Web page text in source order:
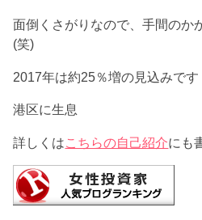
面倒くさがりなので、手間のか
(笑)
2017年は約25％増の見込みです
港区に生息
詳しくはこちらの自己紹介にも